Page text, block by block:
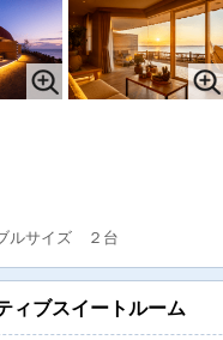
ルサイズ ２台
ィブスイートルーム